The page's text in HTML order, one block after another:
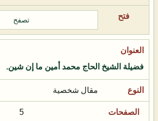
تصفح
فضيلة الشيخ الحاج محمد أمين ما إن شين.
مقال شخصية
5